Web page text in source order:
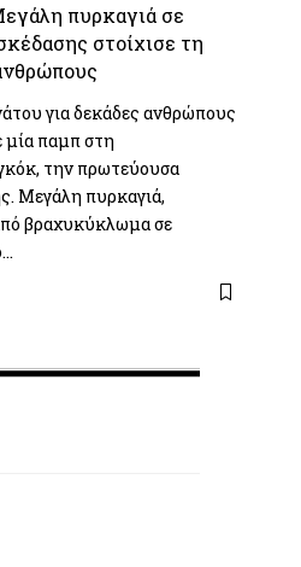
πυρκαγιά σε
στοίχισε τη
για δεκάδες ανθρώπους
παμπ στη
την πρωτεύουσα
Μεγάλη πυρκαγιά,
βραχυκύκλωμα σε